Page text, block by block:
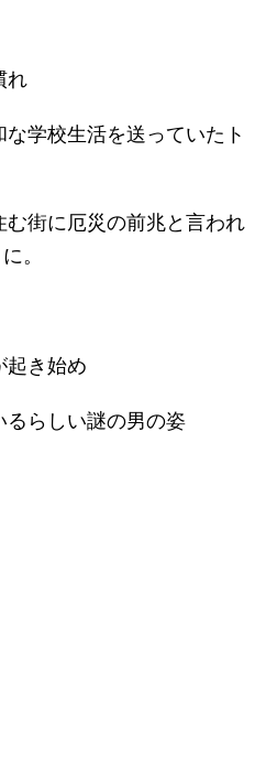
れ
学校生活を送っていたト
街に厄災の前兆と言われ
。
起き始め
るらしい謎の男の姿